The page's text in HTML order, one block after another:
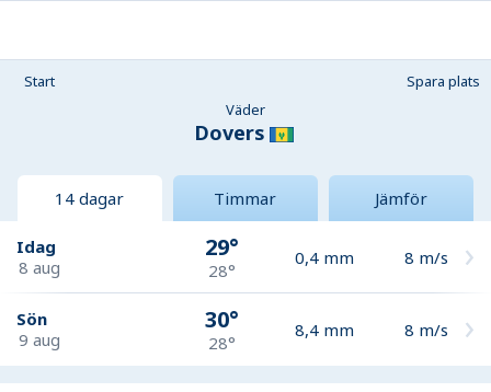
Start
Spara plats
Väder
Dovers
14 dagar Timmar Jämför
Idag
8 aug
29°
28°
0,4 mm 8 m/s
Sön
9 aug
30°
28°
8,4 mm 8 m/s